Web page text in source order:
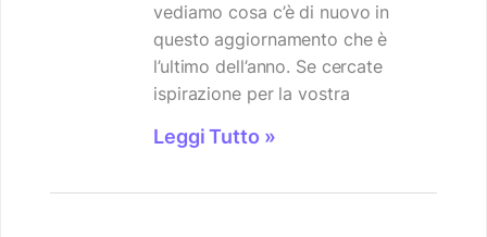
vediamo cosa c’è di nuovo in
questo aggiornamento che è
l’ultimo dell’anno. Se cercate
ispirazione per la vostra
Leggi Tutto »